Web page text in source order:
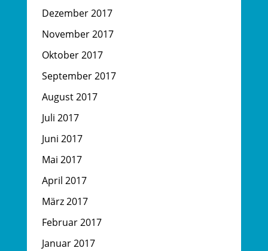
Dezember 2017
November 2017
Oktober 2017
September 2017
August 2017
Juli 2017
Juni 2017
Mai 2017
April 2017
März 2017
Februar 2017
Januar 2017